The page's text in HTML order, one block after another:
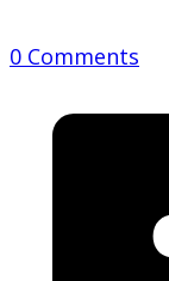
0 Comments